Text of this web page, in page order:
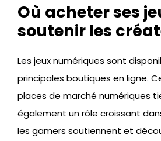
Où acheter ses
soutenir les
Les jeux numériques sont
principales boutiques en ligne.
places de marché numériques
également un rôle croissant
les gamers soutiennent et